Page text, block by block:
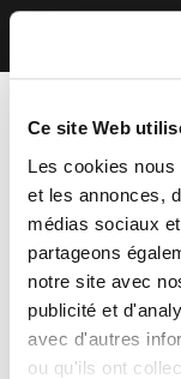
Ce site Web
Les cookies nous
et les annonces,
médias sociaux
partageons
notre site avec
publicité et
avec d'autres
ou qu'ils ont